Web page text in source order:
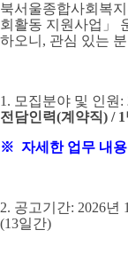
북서울종합사회복
회활동 지원사업 」
하오니 , 관심 있는
1. 모집분야 및 인원 :
전담인력(계약직) /
※ 자세한 업무 내
2. 공고기간: 2026년 1
(13일간)